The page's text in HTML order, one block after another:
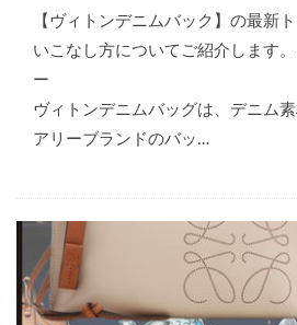
【ヴィトンデニムバック】の最新
いこなし方についてご紹介します
ー
ヴィトンデニムバッグは、デニム
アリーブランドのバッ…